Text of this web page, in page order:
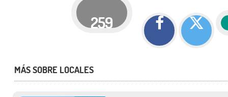
259
MÁS SOBRE LOCALES